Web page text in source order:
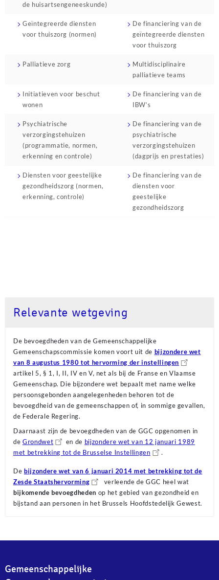
de huisartsengeneeskunde)
Geïntegreerde diensten
voor thuiszorg (normen)
De financiering van de
geïntegreerde diensten
voor thuiszorg
Palliatieve zorg
Multidisciplinaire
palliatieve teams
Initiatieven voor beschut
wonen
De financiering van de
IBW’s
Psychiatrische
verzorgingstehuizen
(programmatie, normen,
erkenning en controle)
De financiering van de
psychiatrische
verzorgingstehuizen
(dagprijs en prestaties)
Diensten voor geestelijke
gezondheidszorg (normen,
erkenning, controle)
De financiering van de
diensten voor
geestelijke
gezondheidszorg
bonuser og lojalitetsprogrammer som er skreddersydd for aktive
Relevante wetgeving
De bevoegdheden van de Gemeenschappelijke
Gemeenschapscommissie komen voort uit de bijzondere wet
van 8 augustus 1980 tot hervorming der instellingen
artikel 5, § 1, I, II, IV en V, net als bij de Franse en Vlaamse
Gemeenschap. Die bijzondere wet bepaalt met name welke
persoonsgebonden aangelegenheden behoren tot de
bevoegdheid van de gemeenschappen of, in sommige gevallen,
de Federale Regering.
Daarnaast zijn de bevoegdheden van de GGC opgenomen in
de Grondwet en de bijzondere wet van 12 januari 1989
met betrekking tot de Brusselse Instellingen
.
De bijzondere wet van 6 januari 2014 met betrekking tot de
Zesde Staatshervorming
verleende de GGC heel wat
bijkomende bevoegdheden op het gebied van gezondheid en
bijstand aan personen in het Brussels Hoofdstedelijk Gewest.
Gemeenschappelijke